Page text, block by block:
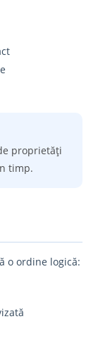
proprietăți
timp.
o ordine logică: